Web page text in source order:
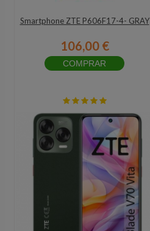
Smartphone ZTE P606F17-4- GRAY
106,00 €
COMPRAR